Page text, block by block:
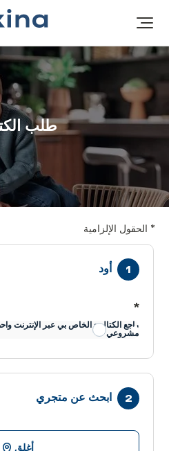
افتح
القائمة
طلب
* الحقول الإلزامية
أود
*
راجع الكتالوج الخاص بي عبر الإنترنت
مشروعي
ابحث عن متجري
أغلق